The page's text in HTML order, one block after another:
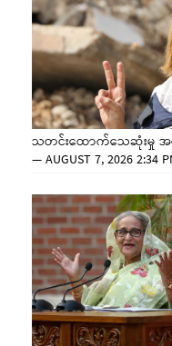
သတင်းထောက်သေဆုံးမှု အစ္
—AUGUST 7, 2026 2:34